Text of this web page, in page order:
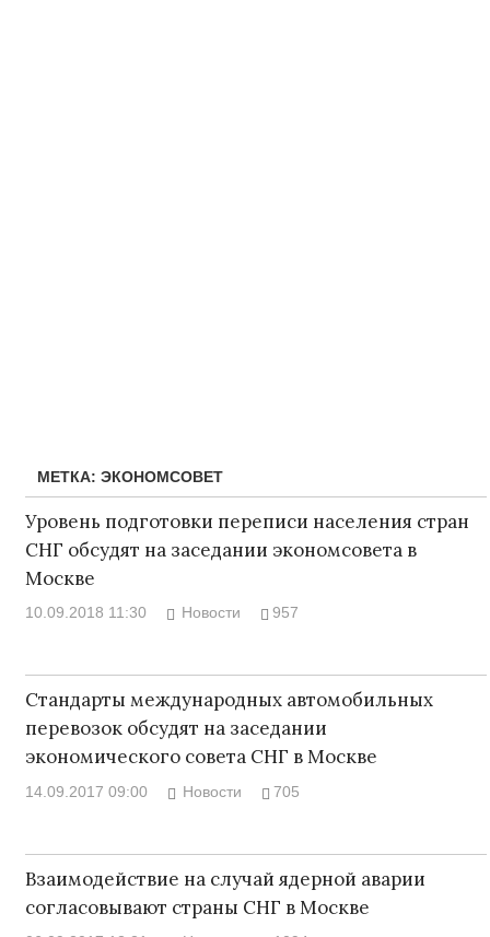
МЕТКА: ЭКОНОМСОВЕТ
Уровень подготовки переписи населения стран
СНГ обсудят на заседании экономсовета в
Москве
10.09.2018 11:30 Новости 957
Стандарты международных автомобильных
перевозок обсудят на заседании
экономического совета СНГ в Москве
14.09.2017 09:00 Новости 705
Взаимодействие на случай ядерной аварии
согласовывают страны СНГ в Москве